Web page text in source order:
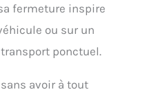
fermeture inspire
ou sur un
ponctuel.
avoir à tout